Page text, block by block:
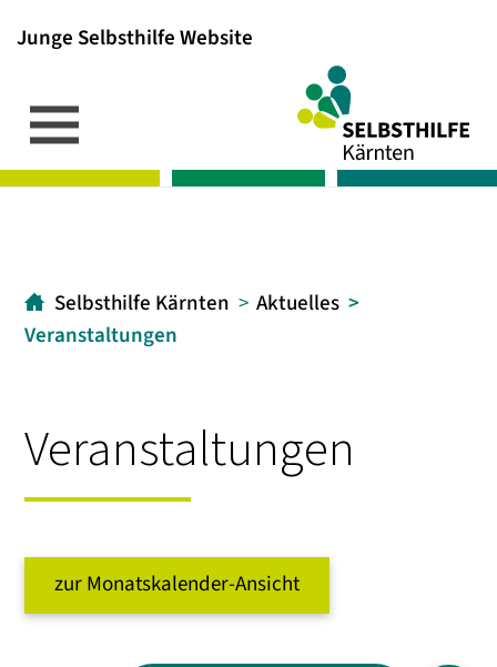
Junge Selbsthilfe Website
[1]
[2]
[3]
Selbsthilfe Kärnten
Aktuelles
Veranstaltungen
Veranstaltungen
zur Monatskalender-Ansicht